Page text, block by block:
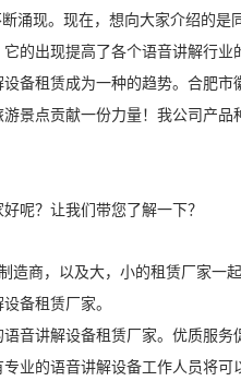
涌现。现在，想向大家介绍的
的出现提高了各个语音讲解行
备租赁成为一种的趋势。 合肥市
景点贡献一份力量！我公司产
呢？让我们带您了解一下？
造商，以及大，小的租赁厂家一
备租赁厂家。
音讲解设备租赁厂家。优质服
业的语音讲解设备工作人员将